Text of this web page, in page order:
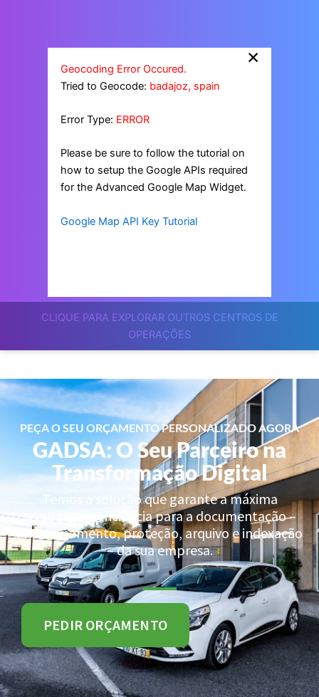
CLIQUE PARA EXPLORAR OUTROS CENTROS DE
OPERAÇÕES
×
Geocoding Error Occured.
Tried to Geocode: badajoz, spain
Error Type: ERROR
Please be sure to follow the tutorial on
how to setup the Google APIs required
for the Advanced Google Map Widget.
Google Map API Key Tutorial
PEÇA O SEU ORÇAMENTO PERSONALIZADO AGORA
GADSA: O Seu Parceiro na
Transformação Digital
Temos a solução que garante a máxima
segurança e eficiência para a documentação –
armazenamento, proteção, arquivo e indexação
– da sua empresa.
PEDIR ORÇAMENTO